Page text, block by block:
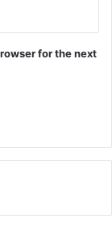
for the next